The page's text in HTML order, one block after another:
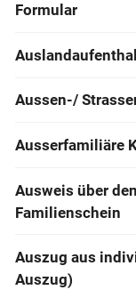
Formular
Aussen-/
Ausserfamiliäre
Ausweis über
Familienschein
Auszug aus
Auszug)